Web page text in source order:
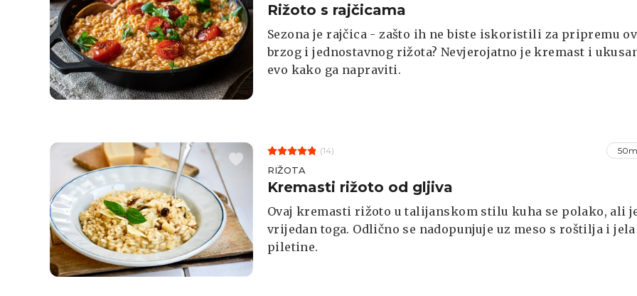
Rižoto s rajčicama
Sezona je rajčica - zašto ih ne biste iskoristili za pripremu
brzog i jednostavnog rižota? Nevjerojatno je kremast i
evo kako ga napraviti.
(14)
RIŽOTA
Kremasti rižoto od gljiva
Ovaj kremasti rižoto u talijanskom stilu kuha se polako, ali
vrijedan toga. Odlično se nadopunjuje uz meso s roštilja i
piletine.